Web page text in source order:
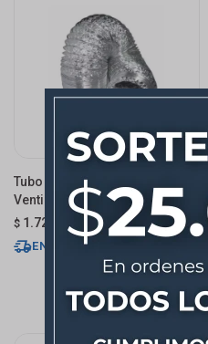
Tubo Extensible Aluminio
Ventilación 300 X 5mts
$ 1.728
ENVÍO EXPRESS